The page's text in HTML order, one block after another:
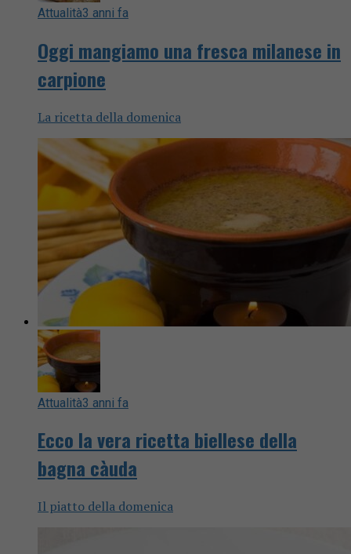
Attualità3 anni fa
Oggi mangiamo una fresca milanese in
carpione
La ricetta della domenica
Attualità3 anni fa
Ecco la vera ricetta biellese della
bagna càuda
Il piatto della domenica